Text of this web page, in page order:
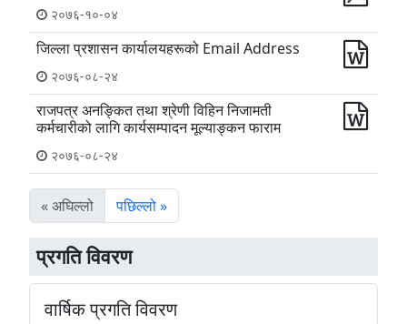
प्रगति विवरण
वार्षिक प्रगति विवरण
२०७६-१०-०४
जिल्ला प्रशासन कार्यालयहरूको Email Address
२०७६-०८-२४
राजपत्र अनङ्कित तथा श्रेणी विहिन निजामती
कर्मचारीको लागि कार्यसम्पादन मूल्याङ्कन फाराम
२०७६-०८-२४
« अघिल्लो पछिल्लो »